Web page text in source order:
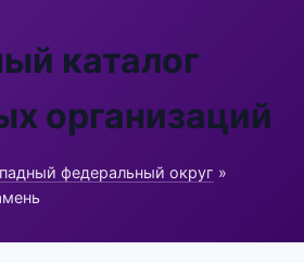
каталог
организаций
федеральный округ »